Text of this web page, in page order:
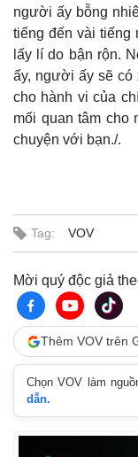
người ấy bỗng
tiếng đến vài tiếng
lấy lí do bận rộn.
ấy, người ấy sẽ
cho hành vi của
mối quan tâm cho
chuyện với bạn./.
Tag: VOV
Mời quý độc giả
Thêm VOV trên
Chọn VOV làm
dẫn.